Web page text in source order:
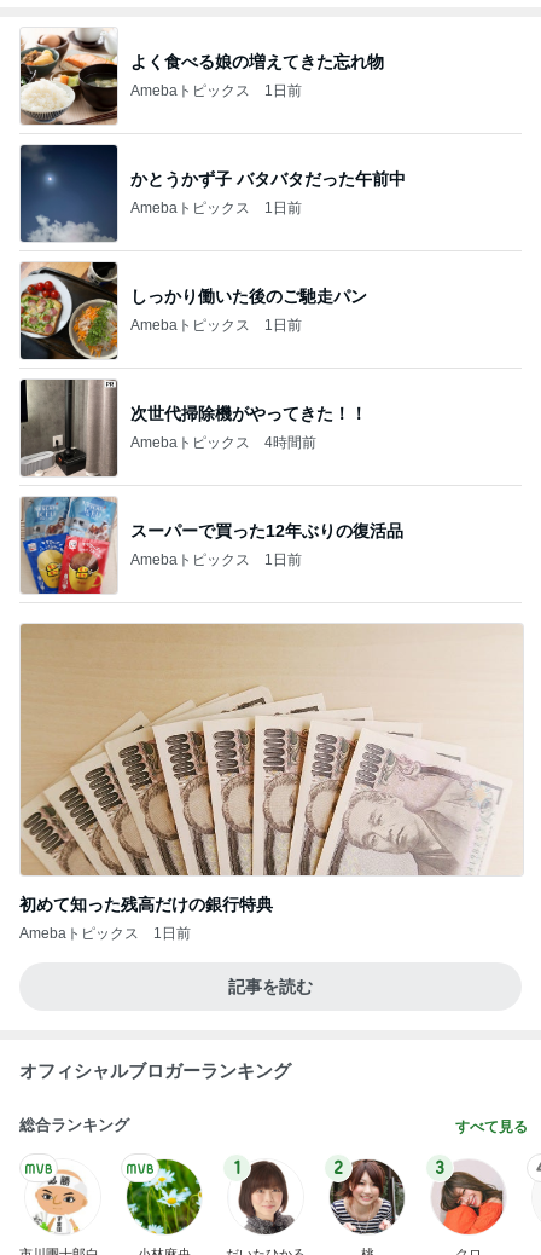
よく食べる娘の増えてきた忘れ物
Amebaトピックス 1日前
かとうかず子 バタバタだった午前中
Amebaトピックス 1日前
しっかり働いた後のご馳走パン
Amebaトピックス 1日前
次世代掃除機がやってきた！！
Amebaトピックス 4時間前
スーパーで買った12年ぶりの復活品
Amebaトピックス 1日前
初めて知った残高だけの銀行特典
Amebaトピックス 1日前
記事を読む
オフィシャルブロガーランキング
総合ランキング すべて見る
1 2 3